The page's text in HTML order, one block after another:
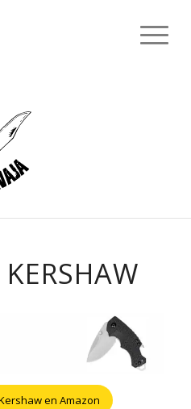
en Amazon